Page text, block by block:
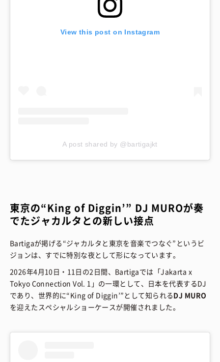
View this post on Instagram
A post shared by @bartigajkt
東京の“King of Diggin’” DJ MUROが奏
でたジャカルタとの新しい接点
Bartigaが掲げる“ジャカルタと東京を音楽でつなぐ”というビ
ジョンは、すでに特別な夜として形になっています。
2026年4月10日・11日の2日間、Bartigaでは「Jakarta x
Tokyo Connection Vol. 1」の一環として、日本を代表するDJ
であり、世界的に“King of Diggin’”として知られるDJ MURO
を迎えたスペシャルショーケースが開催されました。